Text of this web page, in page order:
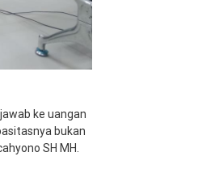
ke uangan
bukan
SH MH.